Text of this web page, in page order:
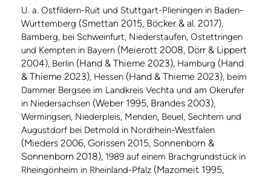
U. a. Ostfildern-Ruit und Stuttgart-Plieningen in Baden-
Württemberg (Smettan 2015, Böcker & al. 2017),
Bamberg, bei Schweinfurt, Niederstaufen, Ostettringen
und Kempten in Bayern (Meierott 2008, Dörr & Lippert
2004), Berlin (Hand & Thieme 2023), Hamburg (Hand
& Thieme 2023), Hessen (Hand & Thieme 2023), beim
Dammer Bergsee im Landkreis Vechta und am Okerufer
in Niedersachsen (Weber 1995, Brandes 2003),
Wermingsen, Niederpleis, Menden, Beuel, Sechtem und
Augustdorf bei Detmold in Nordrhein-Westfalen
(Mieders 2006, Gorissen 2015, Sonnenborn &
Sonnenborn 2018), 1989 auf einem Brachgrundstück in
Rheingönheim in Rheinland-Pfalz (Mazomeit 1995,